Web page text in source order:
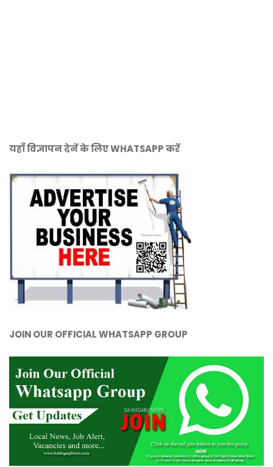
यहाँ विज्ञापन देनें के लिए WHATSAPP करें
JOIN OUR OFFICIAL WHATSAPP GROUP